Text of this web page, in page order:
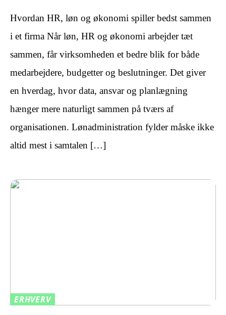
Hvordan HR, løn og økonomi spiller bedst sammen
i et firma Når løn, HR og økonomi arbejder tæt
sammen, får virksomheden et bedre blik for både
medarbejdere, budgetter og beslutninger. Det giver
en hverdag, hvor data, ansvar og planlægning
hænger mere naturligt sammen på tværs af
organisationen. Lønadministration fylder måske ikke
altid mest i samtalen […]
ERHVERV